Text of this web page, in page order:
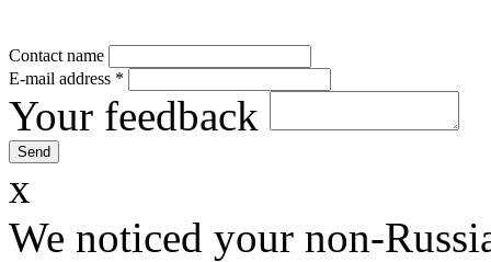
Contact name
E-mail address *
Your feedback
x
We noticed your non-